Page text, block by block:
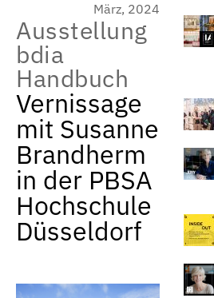
März, 2024
Ausstellung
bdia
Handbuch
Vernissage
mit Susanne
Brandherm
in der PBSA
Hochschule
Düsseldorf